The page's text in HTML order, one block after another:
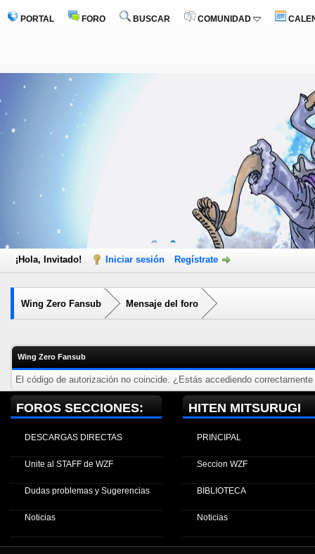
PORTAL FORO BUSCAR COMUNIDAD
¡Hola, Invitado! Iniciar sesión Regístrate
Wing Zero Fansub Mensaje del foro
Wing Zero Fansub
El código de autorización no coincide. ¿Estás accediendo
FOROS SECCIONES:
DESCARGAS DIRECTAS
Unite al STAFF de WZF
Dudas problemas y Sugerencias
Noticias
HITEN MITSURUGI
PRINCIPAL
Seccion WZF
BIBLIOTECA
Noticias